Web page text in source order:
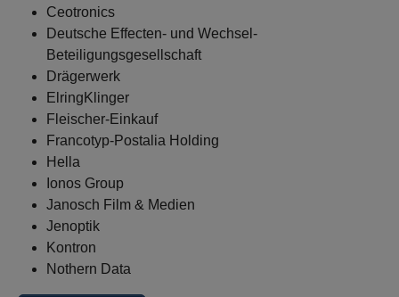
Ceotronics
Deutsche Effecten- und Wechsel-
Beteiligungsgesellschaft
Drägerwerk
ElringKlinger
Fleischer-Einkauf
Francotyp-Postalia Holding
Hella
Ionos Group
Janosch Film & Medien
Jenoptik
Kontron
Nothern Data